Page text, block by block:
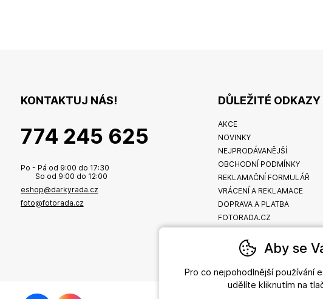
KONTAKTUJ NÁS!
774 245 625
Po - Pá od 9:00 do 17:30
So od 9:00 do 12:00
eshop@darkyrada.cz
foto@fotorada.cz
DŮLEŽITÉ ODKAZY
AKCE
NOVINKY
NEJPRODÁVANĚJŠÍ
OBCHODNÍ PODMÍNKY
REKLAMAČNÍ FORMULÁŘ
VRÁCENÍ A REKLAMACE
DOPRAVA A PLATBA
FOTORADA.CZ
Aby se
Pro co nejpohodlnější používání
udělíte kliknutím na